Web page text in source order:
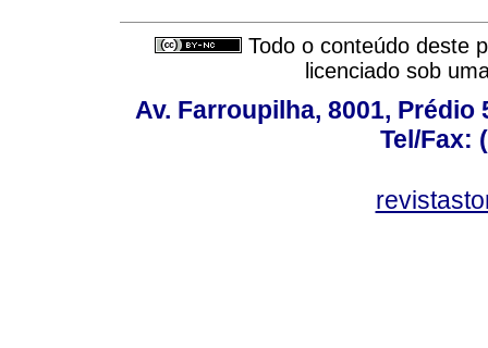
Todo o conteúdo deste
licenciado sob
Av. Farroupilha, 8001, Prédio
Tel/Fax: